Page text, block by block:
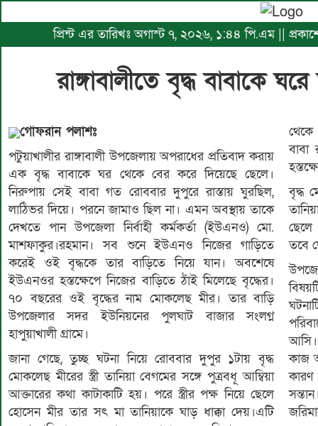
প্রিন্ট এর তারিখঃ অগাস্ট ৭, ২০২৬, ১:৪৪ পি.এম ||
রাঙ্গাবালীতে বৃদ্ধ বাবাকে
গোফরান পলাশঃ
পটুয়াখালীর রাঙ্গাবালী উপজেলায় অপরাধের প্রতিবাদ করায়
এক বৃদ্ধ বাবাকে ঘর থেকে বের করে দিয়েছে ছেলে।
নিরুপায় সেই বাবা গত রোববার দুপুরে রাস্তায় ঘুরছিল,
লাঠিভর দিয়ে। পরনে জামাও ছিল না। এমন অবস্থায় তাকে
দেখতে পান উপজেলা নির্বাহী কর্মকর্তা (ইউএনও) মো.
মাশফাকুর।রহমান। সব শুনে ইউএনও নিজের গাড়িতে
করেই ওই বৃদ্ধকে তার বাড়িতে নিয়ে যান। অবশেষে
ইউএনওর হস্তক্ষেপে নিজের বাড়িতে ঠাঁই মিলেছে বৃদ্ধের।
৭০ বছরের ওই বৃদ্ধের নাম মোকলেছ মীর। তার বাড়ি
উপজেলার সদর ইউনিয়নের পুলঘাট বাজার সংলগ্ন
হাপুয়াখালী গ্রামে।
জানা গেছে, তুচ্ছ ঘটনা নিয়ে রোববার দুপুর ১টায় বৃদ্ধ
মোকলেছ মীরের স্ত্রী তানিয়া বেগমের সঙ্গে পুত্রবধূ আম্বিয়া
আক্তারের কথা কাটাকাটি হয়। পরে স্ত্রীর পক্ষ নিয়ে ছেলে
হোসেন মীর তার সৎ মা তানিয়াকে ঘাড় ধাক্কা দেয়।এটি
থেকে
বৃদ্ধ
তবে
আসি।
কাজ
কারণ